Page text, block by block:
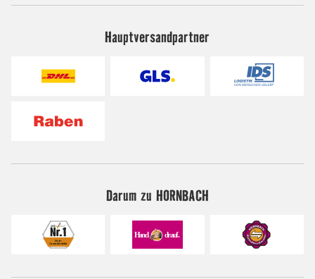
Hauptversandpartner
Darum zu HORNBACH